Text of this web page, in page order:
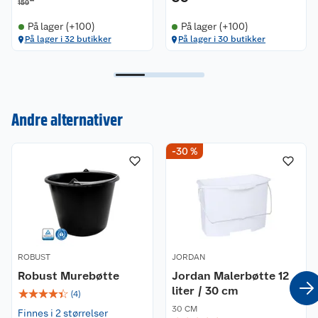
159
På lager (+100)
På lager i 32 butikker
På lager (+100)
På lager i 30 butikker
Andre alternativer
ROBUST
Robust Murebøtte
☆☆☆☆☆ (4)
Finnes i 2 størrelser
-30 %
JORDAN
Jordan Malerbøtte 12
liter / 30 cm
30 CM
Nyheter
Våre butikker
Våre merkevarer
Coop kjeder
Kundeservice
Angre- og returrett
Reklamasjon og garanti
Ofte stilte spørsmål
Betalingsalternativer